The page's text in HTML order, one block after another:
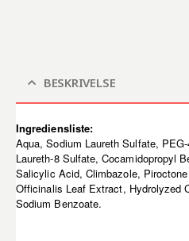
BESKRIVELSE
Ingrediensliste:
Aqua, Sodium Laureth Sulfate,
Laureth-8 Sulfate, Cocamidopropyl
Salicylic Acid, Climbazole,
Officinalis Leaf Extract, Hydrolyzed
Sodium Benzoate.